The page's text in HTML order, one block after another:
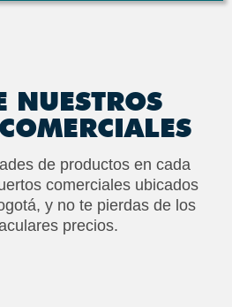
NUESTROS
de productos en cada
comerciales ubicados
y no te pierdas de los
precios.